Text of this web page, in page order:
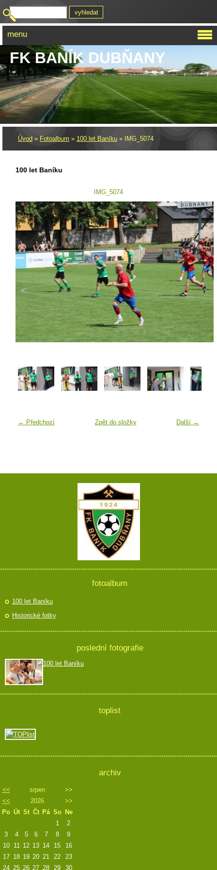
FK BANÍK DUBŇANY
Úvod » Fotoalbum » 100 let Baníku » IMG_5074
100 let Baníku
IMG_5074
← Předchozí Další →
Zpět do složky
menu
fotoalbum
100 let Baníku
Historické fotky
poslední fotografie
100 let Baníku
toplist
archiv
<< srpen
>>
<<
2026
>>
Po Út St Čt Pá So Ne
1
2
3
4 5 6 7 8
9
10
11 12 13 14 15
16
17 18 19 20 21 22
23
24 25 26 27 28 29 30